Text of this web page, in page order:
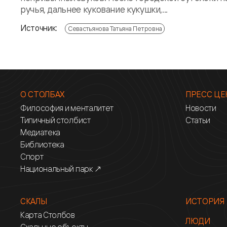
ручья, дальнее кукование кукушки,...
Источник: Севастьянова Татьяна Петровна
О СТОЛБАХ
Философия и менталитет
Типичный столбист
Медиатека
Библиотека
Спорт
Национальный парк ↗
ПРЕСС
Новости
Статьи
СКАЛЫ
Карта Столбов
ИСТОРИЯ
ЛЮДИ